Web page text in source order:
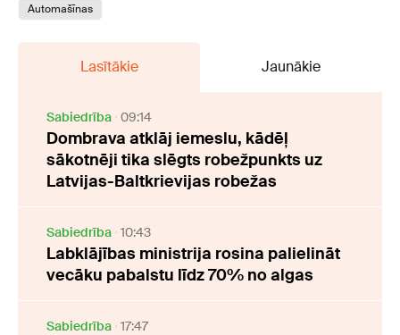
Automašīnas
Lasītākie Jaunākie
Sabiedrība 09:14
Dombrava atklāj iemeslu, kādēļ
sākotnēji tika slēgts robežpunkts uz
Latvijas-Baltkrievijas robežas
Sabiedrība 10:43
Labklājības ministrija rosina palielināt
vecāku pabalstu līdz 70% no algas
Sabiedrība 17:47